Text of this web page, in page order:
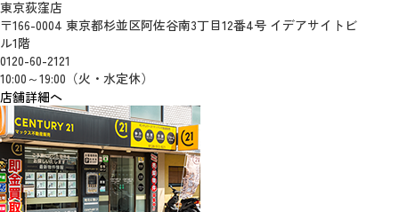
東京荻窪店
〒166-0004 東京都杉並区阿佐谷南3丁目12番4号 イデアサイトビ
ル1階
0120-60-2121
10:00～19:00（火・水定休）
店舗詳細へ